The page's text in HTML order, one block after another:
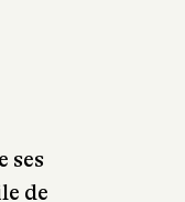
ses
de